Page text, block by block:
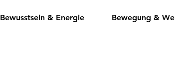
Bewusstsein & Energie Bewegung &